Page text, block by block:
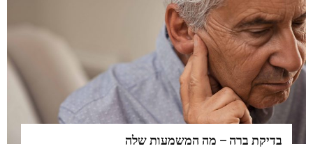
בדיקת ברה – מה המשמעות שלה